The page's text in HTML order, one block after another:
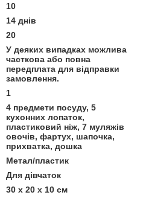
10
14 днів
20
У деяких випадках можлива
часткова або повна
передплата для відправки
замовлення.
1
4 предмети посуду, 5
кухонних лопаток,
пластиковий ніж, 7 муляжів
овочів, фартух, шапочка,
прихватка, дошка
Метал/пластик
Для дівчаток
30 х 20 х 10 см